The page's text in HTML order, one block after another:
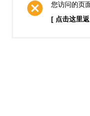
您访问的页
[ 点击这里